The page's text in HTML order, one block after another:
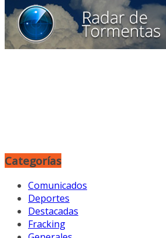
Categorías
Comunicados
Deportes
Destacadas
Fracking